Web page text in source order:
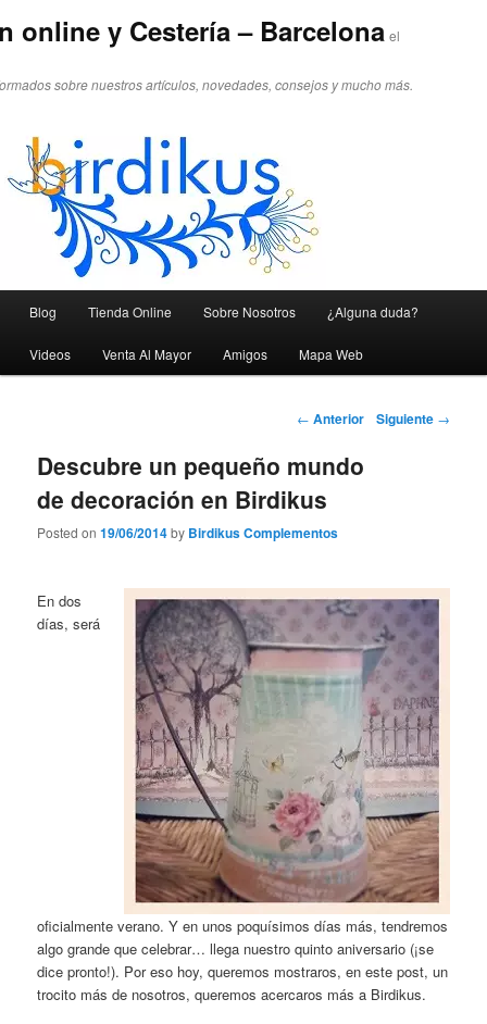
online y Cestería – Barcelona el
sobre nuestros artículos, novedades, consejos y mucho más.
Ir al contenido principal
Ir al contenido secundario
Blog Tienda Online Sobre Nosotros ¿Alguna duda?
Videos Venta Al Mayor Amigos Mapa Web
Navegador de artículos
← Anterior Siguiente →
Descubre un pequeño mundo
de decoración en Birdikus
Posted on19/06/2014by Birdikus Complementos
En dos
días, será
oficialmente verano. Y en unos poquísimos días más, tendremos
algo grande que celebrar… llega nuestro quinto aniversario (¡se
dice pronto!). Por eso hoy, queremos mostraros, en este post, un
trocito más de nosotros, queremos acercaros más a Birdikus.